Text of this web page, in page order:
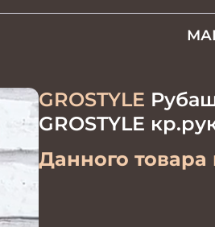
GROSTYLE
GROSTYLE
Данного товара